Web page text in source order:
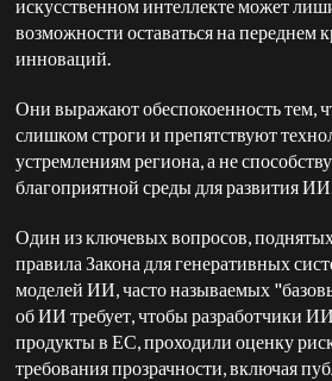
искусственном интеллекте может
возможности оставаться на переднем
инноваций.
Они выражают обеспокоенность тем,
слишком строги и препятствуют
устремлениям региона, а не
благоприятной среды для развития
Один из ключевых вопросов, поднятых
правила Закона для генеративных
моделей ИИ, часто называемых
об ИИ требует, чтобы разработчики
продукты в ЕС, проходили оценку
требования прозрачности, включая